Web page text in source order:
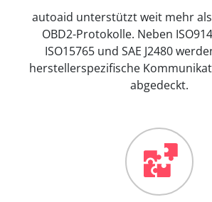
autoaid unterstützt weit mehr
OBD2-Protokolle. Neben
ISO15765 und SAE J2480
herstellerspezifische
abgedeckt.